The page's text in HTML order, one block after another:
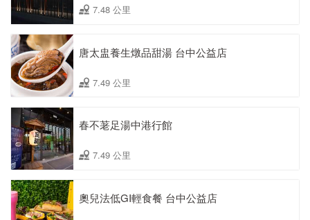
7.48 公里
唐太盅養生燉品甜湯 台中公益店
7.49 公里
春不荖足湯中港行館
7.49 公里
奧兒法低GI輕食餐 台中公益店